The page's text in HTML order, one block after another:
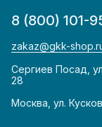
8 (800) 101-
zakaz@gkk-
Сергиев Посад,
28
Москва, ул.